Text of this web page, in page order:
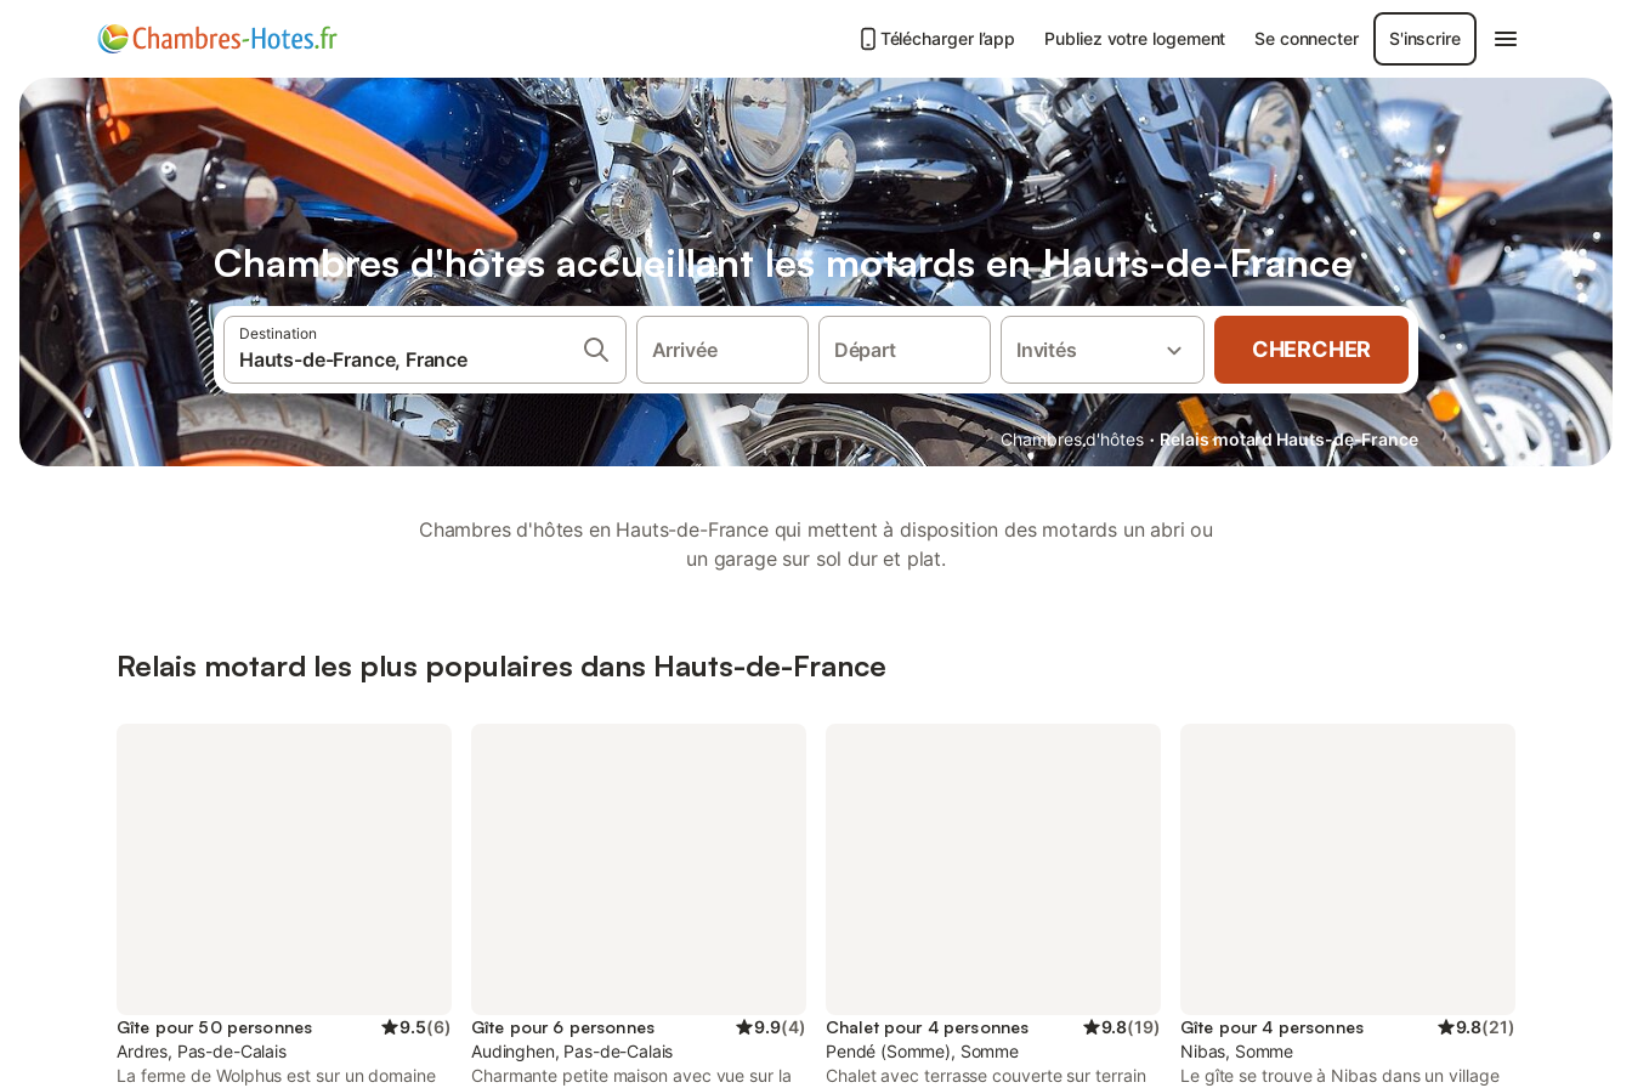
Télécharger l’app Publiez votre logement Se connecter S'inscrire
Chambres d'hôtes accueillant les motards en Hauts-de-France
Destination
Arrivée Départ Invités CHERCHER
Chambres d'hôtes · Relais motard Hauts-de-France
Chambres d'hôtes en Hauts-de-France qui mettent à disposition des motards un abri ou
un garage sur sol dur et plat.
Relais motard les plus populaires dans Hauts-de-France
Gîte pour 50 personnes 9.5(6)
Ardres, Pas-de-Calais
La ferme de Wolphus est sur un domaine
Gîte pour 6 personnes 9.9(4)
Audinghen, Pas-de-Calais
Charmante petite maison avec vue sur la
Chalet pour 4 personnes 9.8(19)
Pendé (Somme), Somme
Chalet avec terrasse couverte sur terrain
Gîte pour 4 personnes 9.8(21)
Nibas, Somme
Le gîte se trouve à Nibas dans un village